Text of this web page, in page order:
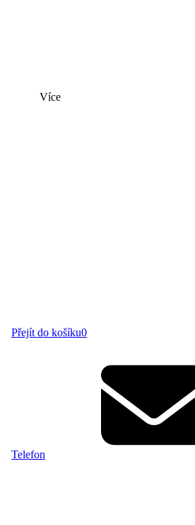
Více
Přejít do košíku0
Telefon